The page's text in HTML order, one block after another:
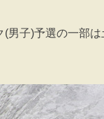
男子)予選の一部